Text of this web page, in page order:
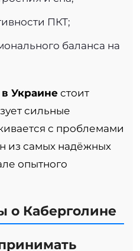
ПКТ;
баланса на
Украине стоит
сильные
с проблемами
из самых надёжных
опытного
о Каберголине